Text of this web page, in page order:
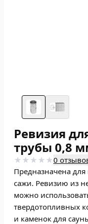
Ревизия
трубы 0,8
0
Предназначена
сажи. Ревизию из
можно
твердотопливных
и каменок для